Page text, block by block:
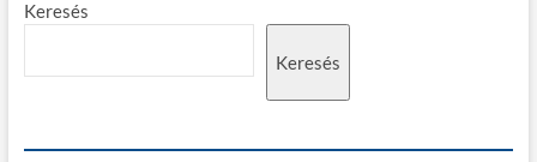
é
s
a
Keresés
Keresés